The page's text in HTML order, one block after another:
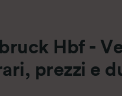
Hbf -
prezzi e